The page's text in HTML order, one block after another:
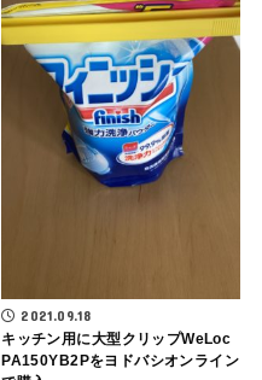
2021.09.18
キッチン用に大型クリップWeLoc
PA150YB2Pをヨドバシオンライン